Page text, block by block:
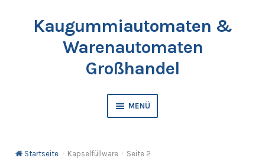
SpringeKaugummiautomaten &
Warenautomaten
Großhandel
MENÜ
Startseite Kapselfüllware Seite 2